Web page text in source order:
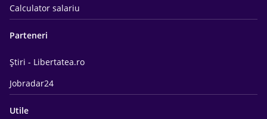
Calculator salariu
Parteneri
Știri - Libertatea.ro
Jobradar24
Utile